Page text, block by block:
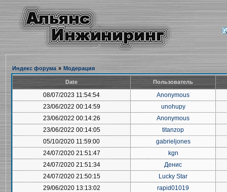
Индекс форума » Модерация
Date Пользователь
08/07/2023 11:54:54
Anonymous
23/06/2022 00:14:59
unohupy
23/06/2022 00:14:26
Anonymous
23/06/2022 00:14:05
titanzop
05/10/2020 11:59:00
gabrieljones
24/07/2020 21:51:47
kgn
24/07/2020 21:51:34
Денис
24/07/2020 21:50:15
Lucky Star
29/06/2020 13:13:02
rapid01019